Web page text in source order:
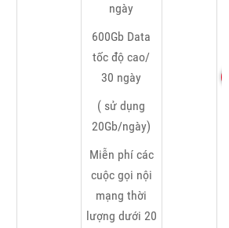
ngày
600Gb Data
tốc độ cao/
30 ngày
( sử dụng
20Gb/ngày)
Miễn phí các
cuộc gọi nội
mạng thời
lượng dưới 20